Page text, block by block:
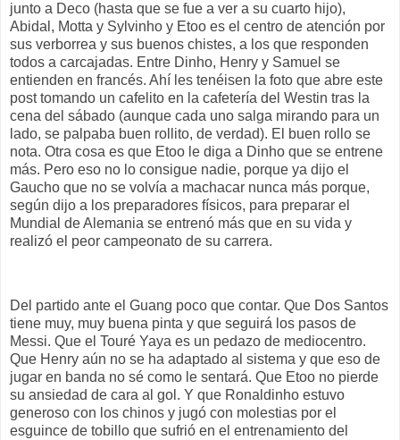
junto a Deco (hasta que se fue a ver a su cuarto hijo),
Abidal, Motta y Sylvinho y Etoo es el centro de atención por
sus verborrea y sus buenos chistes, a los que responden
todos a carcajadas. Entre Dinho, Henry y Samuel se
entienden en francés. Ahí les tenéisen la foto que abre este
post tomando un cafelito en la cafetería del Westin tras la
cena del sábado (aunque cada uno salga mirando para un
lado, se palpaba buen rollito, de verdad). El buen rollo se
nota. Otra cosa es que Etoo le diga a Dinho que se entrene
más. Pero eso no lo consigue nadie, porque ya dijo el
Gaucho que no se volvía a machacar nunca más porque,
según dijo a los preparadores físicos, para preparar el
Mundial de Alemania se entrenó más que en su vida y
realizó el peor campeonato de su carrera.
Del partido ante el Guang poco que contar. Que Dos Santos
tiene muy, muy buena pinta y que seguirá los pasos de
Messi. Que el Touré Yaya es un pedazo de mediocentro.
Que Henry aún no se ha adaptado al sistema y que eso de
jugar en banda no sé como le sentará. Que Etoo no pierde
su ansiedad de cara al gol. Y que Ronaldinho estuvo
generoso con los chinos y jugó con molestias por el
esguince de tobillo que sufrió en el entrenamiento del